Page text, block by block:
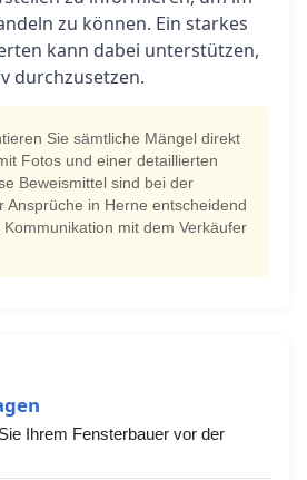
zu können. Ein starkes
kann dabei unterstützen,
durchzusetzen.
Sie sämtliche Mängel direkt
Fotos und einer detaillierten
Beweismittel sind bei der
Ansprüche in Herne entscheidend
mit dem Verkäufer
Ihrem Fensterbauer vor der